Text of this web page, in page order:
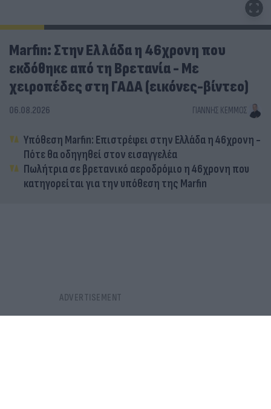
Marfin: Στην Ελλάδα η 46χρονη που
εκδόθηκε από τη Βρετανία - Με
χειροπέδες στη ΓΑΔΑ (εικόνες-βίντεο)
06.08.2026 ΓΙΆΝΝΗΣ ΚΈΜΜΟΣ
Υπόθεση Marfin: Επιστρέφει στην Ελλάδα η 46χρονη -
Πότε θα οδηγηθεί στον εισαγγελέα
Πωλήτρια σε βρετανικό αεροδρόμιο η 46χρονη που
κατηγορείται για την υπόθεση της Marfin